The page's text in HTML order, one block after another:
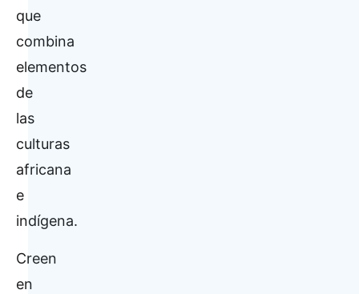
que
combina
elementos
de
las
culturas
africana
e
indígena.
Creen
en